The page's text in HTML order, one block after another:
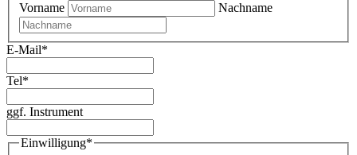
Vorname
Nachname
E-Mail*
Tel*
ggf. Instrument
Einwilligung*